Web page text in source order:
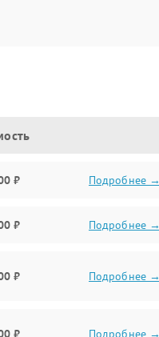
₽ Подробнее →
₽ Подробнее →
₽ Подробнее →
₽ Подробнее →